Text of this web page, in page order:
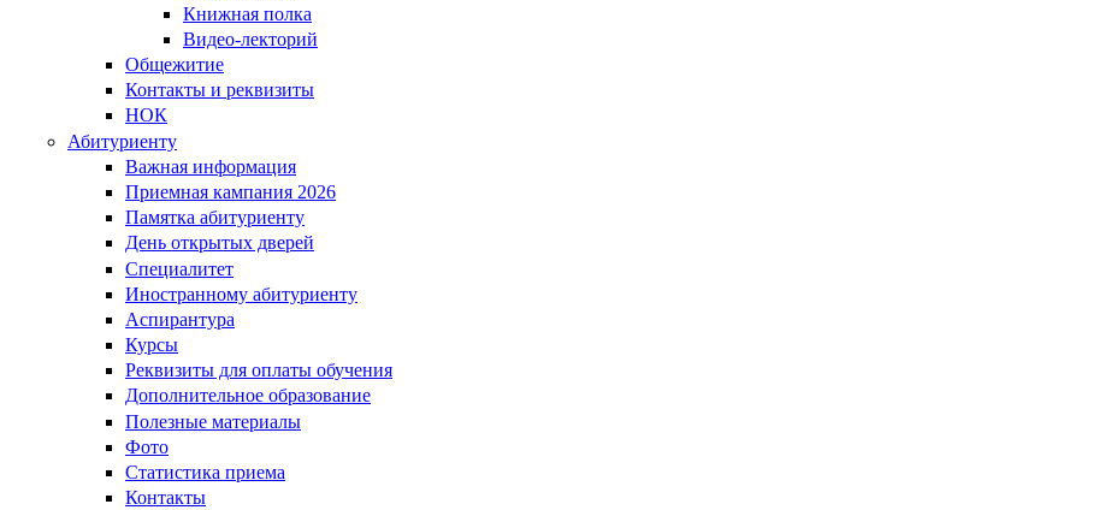
Книжная полка
Видео-лекторий
Общежитие
Контакты и реквизиты
НОК
Абитуриенту
Важная информация
Приемная кампания 2026
Памятка абитуриенту
День открытых дверей
Специалитет
Иностранному абитуриенту
Аспирантура
Курсы
Реквизиты для оплаты обучения
Дополнительное образование
Полезные материалы
Фото
Статистика приема
Контакты